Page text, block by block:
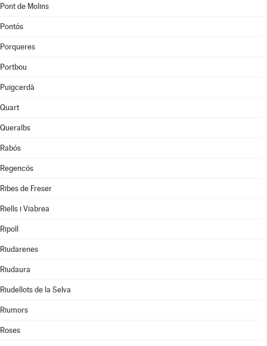
Pont de Molins
Pontós
Porqueres
Portbou
Puigcerdà
Quart
Queralbs
Rabós
Regencós
Ribes de Freser
Riells i Viabrea
Ripoll
Riudarenes
Riudaura
Riudellots de la Selva
Riumors
Roses